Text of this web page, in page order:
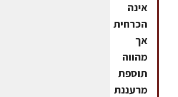
אינה
הכרחית
אך
מהווה
תוספת
מרעננת